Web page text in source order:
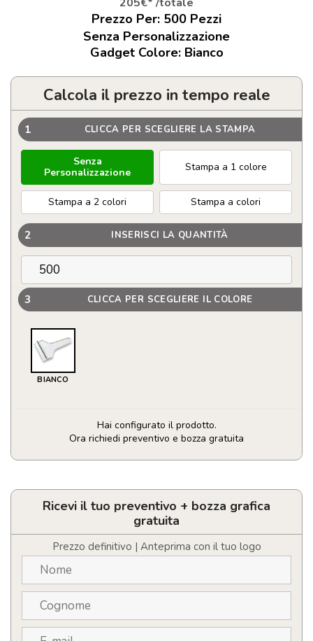
Prezzo Per: 500 Pezzi
Senza Personalizzazione
Gadget Colore: Bianco
Calcola il prezzo in tempo reale
1 CLICCA PER SCEGLIERE LA STAMPA
Senza
Personalizzazione
Stampa a 1 colore
Stampa a 2 colori Stampa a colori
2 INSERISCI LA QUANTITÀ
3 CLICCA PER SCEGLIERE IL COLORE
BIANCO
Hai configurato il prodotto.
Ora richiedi preventivo e bozza gratuita
Raschiaghiaccio
manico
quantitàRicevi il tuo preventivo + bozza grafica
gratuita
Prezzo definitivo | Anteprima con il tuo logo